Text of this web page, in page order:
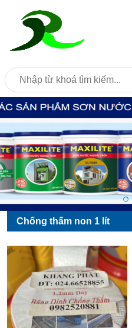
Chống thấm non 1 lít